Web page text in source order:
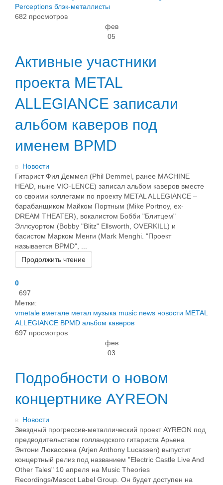
Perceptions блэк-металлисты
682 просмотров
фев
05
Активные участники
проекта METAL
ALLEGIANCE записали
альбом каверов под
именем BPMD
в Новости
Гитарист Фил Деммел (Phil Demmel, ранее MACHINE
HEAD, ныне VIO-LENCE) записал альбом каверов вместе
со своими коллегами по проекту METAL ALLEGIANCE –
барабанщиком Майком Портным (Mike Portnoy, ex-
DREAM THEATER), вокалистом Бобби "Блитцем"
Эллсуортом (Bobby "Blitz" Ellsworth, OVERKILL) и
басистом Марком Менги (Mark Menghi. "Проект
называется BPMD", ...
Продолжить чтение
0
697
Метки:
vmetale вметале метал музыка music news новости METAL
ALLEGIANCE BPMD альбом каверов
697 просмотров
фев
03
Подробности о новом
концертнике AYREON
в Новости
Звездный прогрессив-металлический проект AYREON под
предводительством голландского гитариста Арьена
Энтони Люкассена (Arjen Anthony Lucassen) выпустит
концертный релиз под названием "Electric Castle Live And
Other Tales" 10 апреля на Music Theories
Recordings/Mascot Label Group. Он будет доступен на